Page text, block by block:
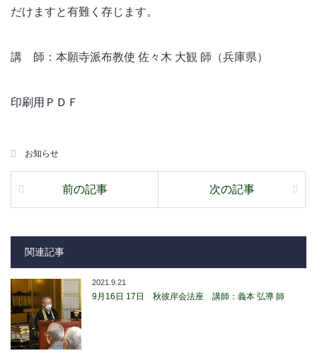
だけますと有難く存じます。
講 師：本願寺派布教使 佐々木 大観 師（兵庫県）
印刷用ＰＤＦ
お知らせ
前の記事 次の記事
関連記事
2021.9.21
9月16日 17日 秋彼岸会法座 講師：義本 弘導 師